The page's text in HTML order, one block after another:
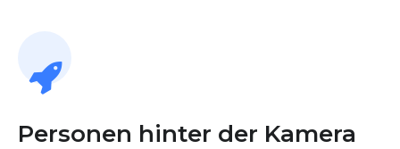
Personen hinter der Kamera